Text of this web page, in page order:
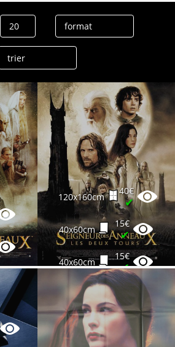
120x160cm
40€
✔
40x60cm
15€
✔
40x60cm
15€
✔